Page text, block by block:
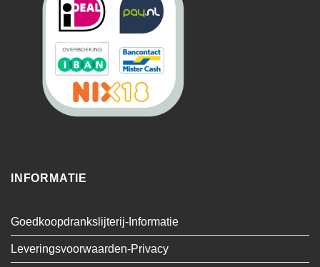
INFORMATIE
Goedkoopdrankslijterij-Informatie
Leveringsvoorwaarden-Privacy